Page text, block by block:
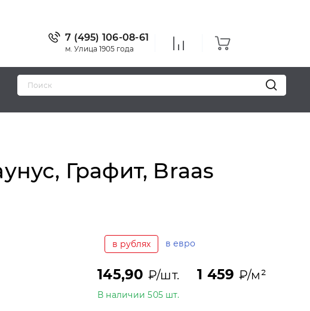
7 (495) 106-08-61
м. Улица 1905 года
Графит, Braas
в рублях в евро
145,90 ₽/шт. 1 459 ₽/м²
В наличии 505 шт.